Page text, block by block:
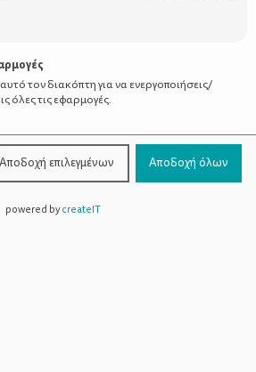
Προϊόντα
Επικοινωνία
800(από σταθερό,
χρέωση)
τον διακόπτη για να ενεργοποιήσεις/
όλες τις εφαρμογές.
Αποδοχή επιλεγμένων Αποδοχή όλων
powered bycreateIT